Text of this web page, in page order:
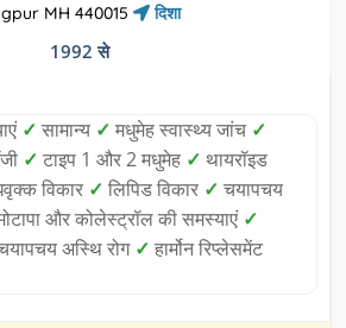
MH 440015
दिशा
1992 से
✓ सामान्य ✓ मधुमेह स्वास्थ्य जांच ✓
✓ टाइप 1 और 2 मधुमेह ✓ थायरॉइड
विकार ✓ लिपिड विकार ✓ चयापचय
और कोलेस्ट्रॉल की समस्याएं ✓
अस्थि रोग ✓ हार्मोन रिप्लेसमेंट